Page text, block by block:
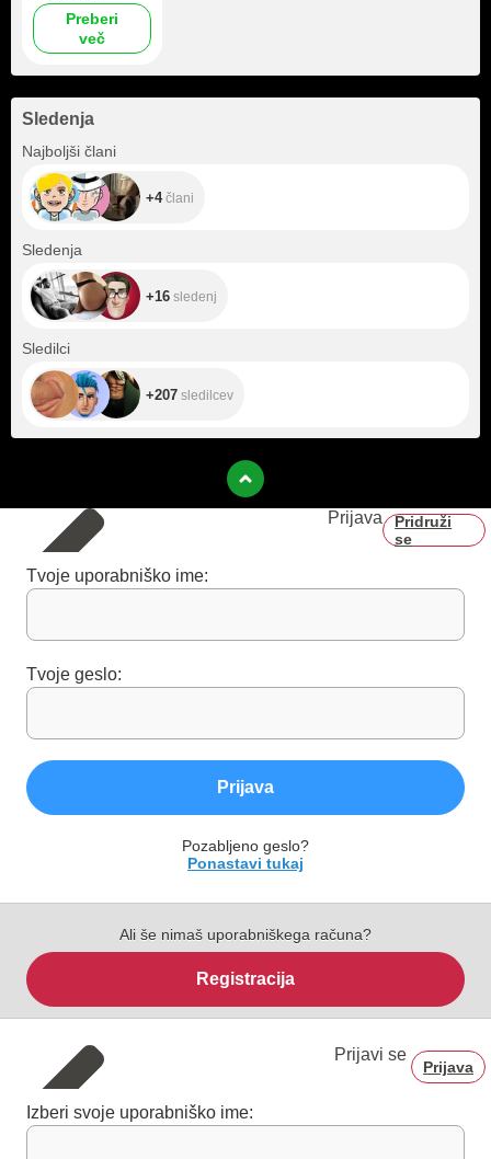
Preberi
več
Sledenja
Najboljši člani
+4člani
Sledenja
+16 sledenj
Sledilci
+207 sledilcev
Prijava
Pridruži
se
Tvoje uporabniško ime:
Tvoje geslo:
Prijava
Pozabljeno geslo?
Ponastavi tukaj
Ali še nimaš uporabniškega računa?
Registracija
Prijavi se
Prijava
Izberi svoje uporabniško ime: